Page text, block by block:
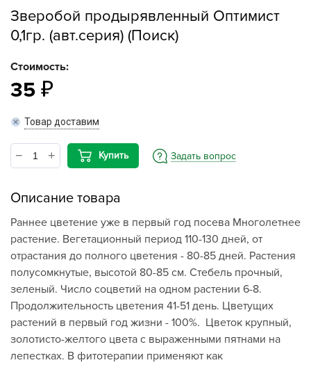
Зверобой продырявленный Оптимист
0,1гр. (авт.серия) (Поиск)
Стоимость:
35
Товар доставим
Купить Задать вопрос
Описание товара
Раннее цветение уже в первый год посева Многолетнее
растение. Вегетационный период 110-130 дней, от
отрастания до полного цветения - 80-85 дней. Растения
полусомкнутые, высотой 80-85 см. Стебель прочный,
зеленый. Число соцветий на одном растении 6-8.
Продолжительность цветения 41-51 день. Цветущих
растений в первый год жизни - 100%. Цветок крупный,
золотисто-желтого цвета с выраженными пятнами на
лепестках. В фитотерапии применяют как